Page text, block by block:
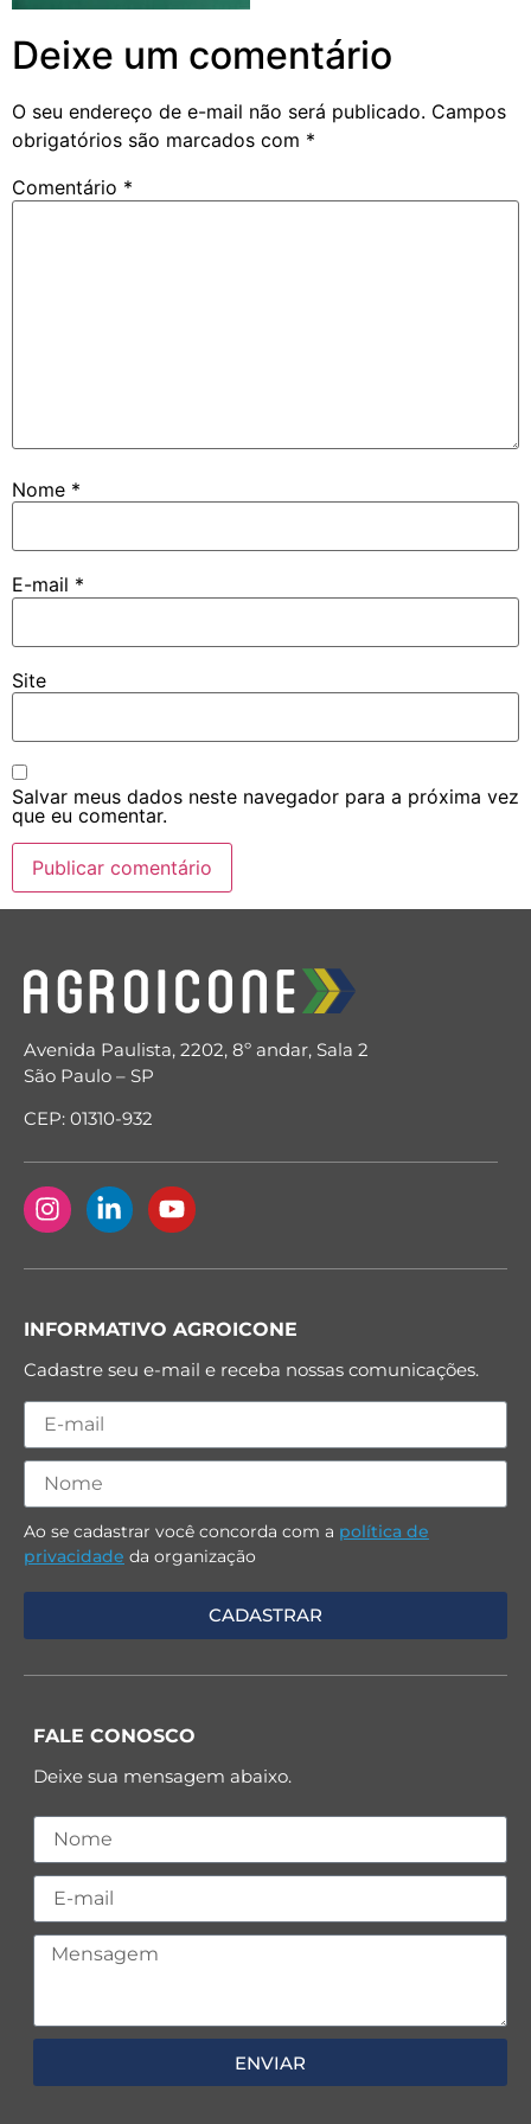
Deixe um comentário
O seu endereço de e-mail não será publicado. Campos
obrigatórios são marcados com *
Comentário *
Nome *
E-mail *
Site
Salvar meus dados neste navegador para a próxima vez
que eu comentar.
Avenida Paulista, 2202, 8º andar, Sala 2
São Paulo – SP
CEP: 01310-932
INFORMATIVO AGROICONE
Cadastre seu e-mail e receba nossas comunicações.
Ao se cadastrar você concorda com a política de
privacidade da organização
FALE CONOSCO
Deixe sua mensagem abaixo.
ENVIAR